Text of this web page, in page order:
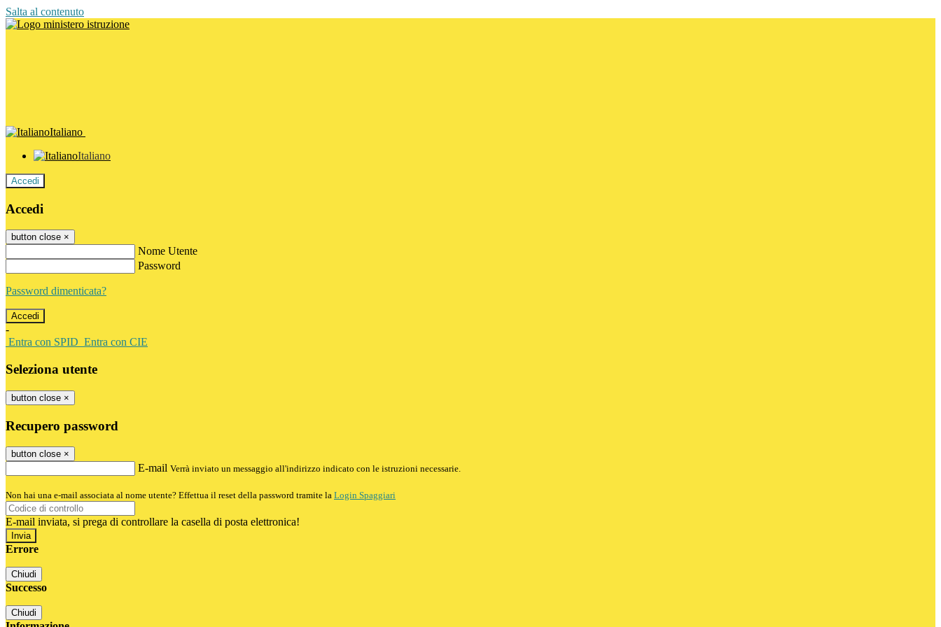
Salta al contenuto
Italiano
Italiano
Accedi
Accedi
button close ×
Nome Utente
Password
Password dimenticata?
-
Entra con SPID Entra con CIE
Seleziona utente
button close ×
Recupero password
button close ×
E-mail Verrà inviato un messaggio all'indirizzo indicato con le istruzioni necessarie.
Non hai una e-mail associata al nome utente? Effettua il reset della password tramite la Login Spaggiari
E-mail inviata, si prega di controllare la casella di posta elettronica!
Errore
Chiudi
Successo
Chiudi